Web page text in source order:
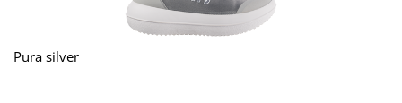
Pura silver